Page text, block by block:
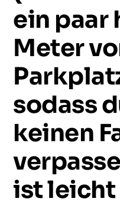
ein paar
Meter
sodass
keinen
istleicht